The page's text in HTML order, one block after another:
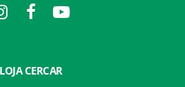
LOJA CERCAR